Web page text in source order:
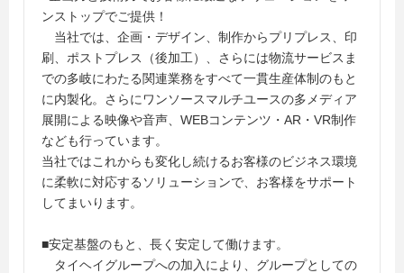
ンストップでご提供！
当社では、企画・デザイン、制作からプリプレス、印
刷、ポストプレス（後加工）、さらには物流サービスま
での多岐にわたる関連業務をすべて一貫生産体制のもと
に内製化。さらにワンソースマルチユースの多メディア
展開による映像や音声、WEBコンテンツ・AR・VR制作
なども行っています。
当社ではこれからも変化し続けるお客様のビジネス環境
に柔軟に対応するソリューションで、お客様をサポート
してまいります。
■安定基盤のもと、長く安定して働けます。
タイヘイグループへの加入により、グループとしての